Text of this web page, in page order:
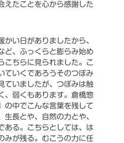
えたことを心から感謝した
かい日がありましたから、
ど、ふっくらと膨らみ始め
こちらに見られました。こ
ていくであろうそのつぼみ
ていましたが、つぼみは触
、弱くもあります。倉橋惣
の中でこんな言葉を残して
生長とや、自然の力とや、
ある。こちらとしては、は
みが残る。むこうの力に任